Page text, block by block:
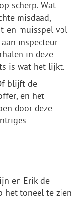
scherp. Wat
misdaad,
en-muisspel vol
inspecteur
in deze
is wat het lijkt.
blijft de
en het
door deze
en Erik de
het toneel te zien